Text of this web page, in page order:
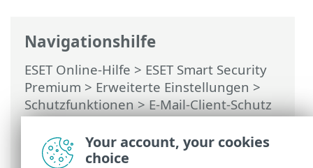
Navigationshilfe
ESET Online-Hilfe > ESET Smart Security
Premium > Erweiterte Einstellungen >
Schutzfunktionen>E-Mail-Client-Schutz
>Verwaltung von Adresslisten>
Adresslisten> Adresse
hinzufügen/bearbeiten
Your account, your cookies
choice